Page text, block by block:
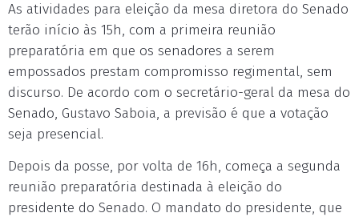
As atividades para eleição da mesa diretora do Senado
terão início às 15h, com a primeira reunião
preparatória em que os senadores a serem
empossados prestam compromisso regimental, sem
discurso. De acordo com o secretário-geral da mesa do
Senado, Gustavo Saboia, a previsão é que a votação
seja presencial.
Depois da posse, por volta de 16h, começa a segunda
reunião preparatória destinada à eleição do
presidente do Senado. O mandato do presidente, que